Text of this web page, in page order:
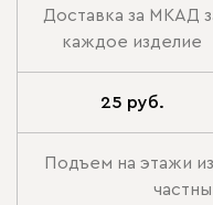
Доставка за МКАД
каждое изделие
25 руб.
Подъем на этажи